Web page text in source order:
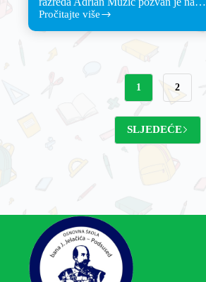
Pročitajte više
1 2
SLJEDEĆE